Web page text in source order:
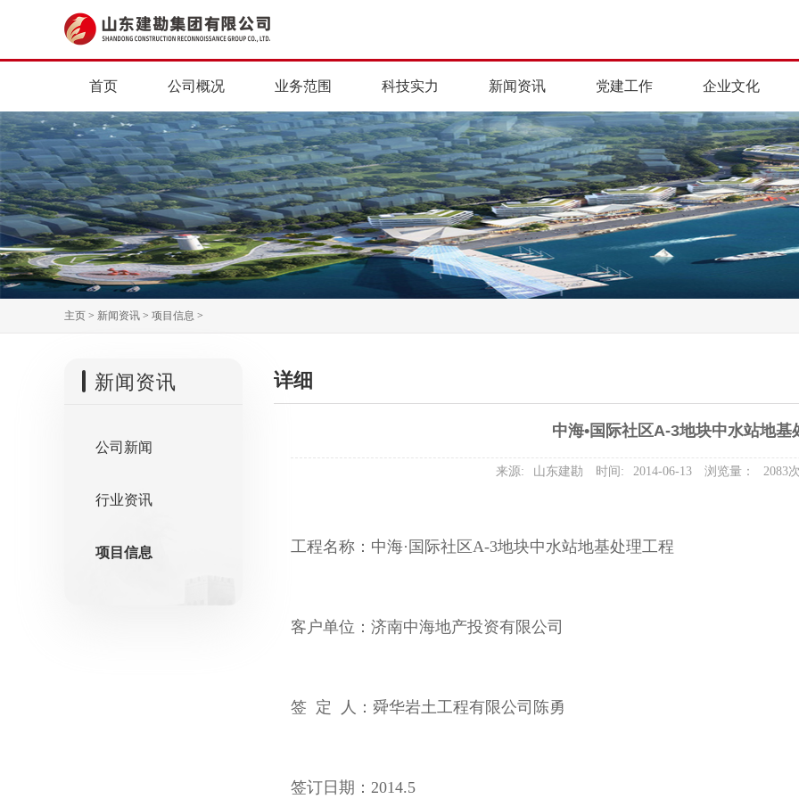
首页 公司概况 业务范围 科技实力 新闻资讯 党建工作 企业文化
主页 > 新闻资讯 > 项目信息 >
新闻资讯
公司新闻
行业资讯
项目信息
详细
中海•国际社区A-3地块中水站地基
来源: 山东建勘 时间: 2014-06-13 浏览量： 2083次
工程名称：中海·国际社区A-3地块中水站地基处理工程
客户单位：济南中海地产投资有限公司
签 定 人：舜华岩土工程有限公司陈勇
签订日期：2014.5